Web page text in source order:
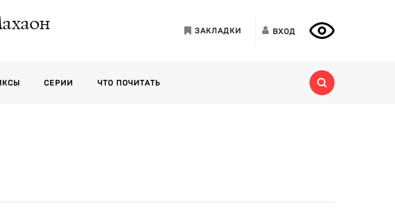
ЗАКЛАДКИ ВХОД
СЕРИИ ЧТО ПОЧИТАТЬ